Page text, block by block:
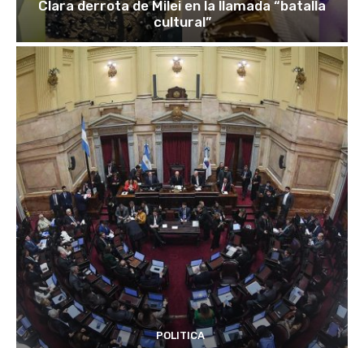
Clara derrota de Milei en la llamada “batalla
cultural”
POLITICA